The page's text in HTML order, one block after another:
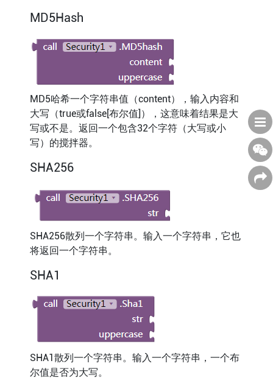
MD5Hash
MD5哈希一个字符串值（content），输入内容和
大写（true或false[布尔值]），这意味着结果是大
写或不是。返回一个包含32个字符（大写或小
写）的搅拌器。
SHA256
SHA256散列一个字符串。输入一个字符串，它也
将返回一个字符串。
SHA1
SHA1散列一个字符串。输入一个字符串，一个布
尔值是否为大写。